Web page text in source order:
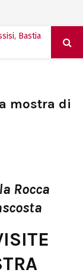
mostra di
Rocca